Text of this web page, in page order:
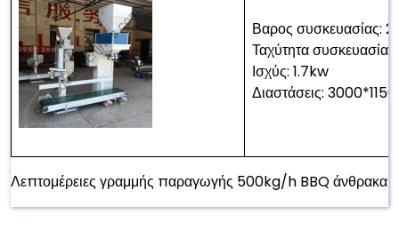
Βαρος συσκευασίας:
Ταχύτητα
Ισχύς: 1.7kw
Διαστάσεις:
Λεπτομέρειες γραμμής παραγωγής 500kg/h BBQ άνθρακα